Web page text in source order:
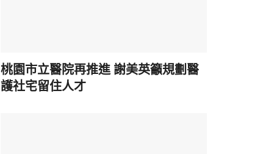
桃園市立醫院再推進 謝美英籲規劃醫
護社宅留住人才